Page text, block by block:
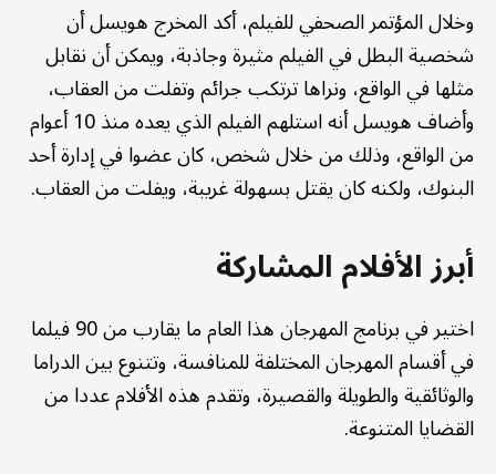
وخلال المؤتمر الصحفي للفيلم، أكد المخرج هويسل أن
شخصية البطل في الفيلم مثيرة وجاذبة، ويمكن أن نقابل
مثلها في الواقع، ونراها ترتكب جرائم وتفلت من العقاب،
وأضاف هويسل أنه استلهم الفيلم الذي يعده منذ 10 أعوام
من الواقع، وذلك من خلال شخص، كان عضوا في إدارة أحد
البنوك، ولكنه كان يقتل بسهولة غريبة، ويفلت من العقاب.
أبرز الأفلام المشاركة
اختير في برنامج المهرجان هذا العام ما يقارب من 90 فيلما
في أقسام المهرجان المختلفة للمنافسة، وتتنوع بين الدراما
والوثائقية والطويلة والقصيرة، وتقدم هذه الأفلام عددا من
القضايا المتنوعة.